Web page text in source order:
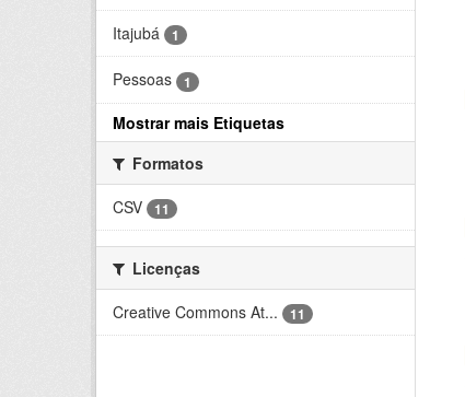
Itajubá 1
Pessoas 1
Mostrar mais Etiquetas
Formatos
CSV
11
Licenças
Creative Commons At...
11